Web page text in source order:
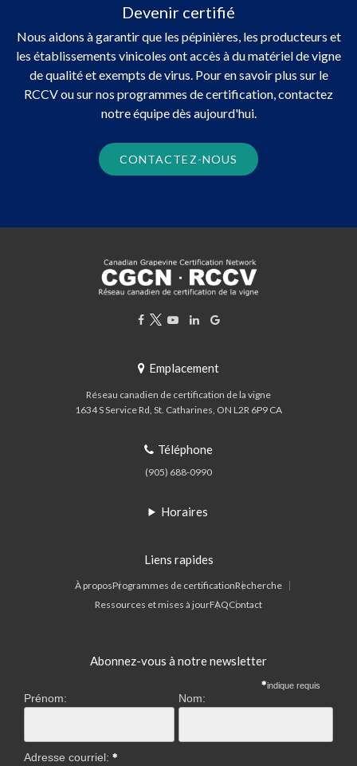
Devenir certifié
Nous aidons à garantir que les pépinières, les producteurs et
les établissements vinicoles ont accès à du matériel de vigne
de qualité et exempts de virus. Pour en savoir plus sur le
RCCV ou sur nos programmes de certification, contactez
notre équipe dès aujourd'hui.
CONTACTEZ-NOUS
Emplacement
Réseau canadien de certification de la vigne
1634 S Service Rd St. Catharines ON L2R 6P9 CA
Téléphone
(905) 688-0990
Horaires
Liens rapides
À proposProgrammes de certificationRecherche
Ressources et mises à jourFAQContact
Abonnez-vous à notre newsletter
indique requis
Prénom: Nom:
Adresse courriel: